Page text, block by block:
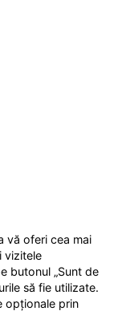
vă oferi cea mai
vizitele
butonul „Sunt de
să fie utilizate.
opționale prin